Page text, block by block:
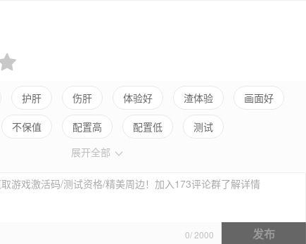
护肝 伤肝 体验好 渣体验 画面好
不保值 配置高 配置低
测试
展开全部
游戏激活码/测试资格/精美周边！加入173评论群了解详情
0/ 2000 发布